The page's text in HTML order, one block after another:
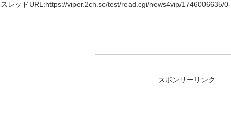
スレッドURL:https://viper.2ch.sc/test/read.cgi/news4vip/1746006635/0-
スポンサーリンク